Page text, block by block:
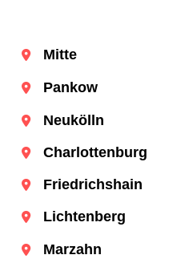
Mitte
Pankow
Neukölln
Charlottenburg
Friedrichshain
Lichtenberg
Marzahn